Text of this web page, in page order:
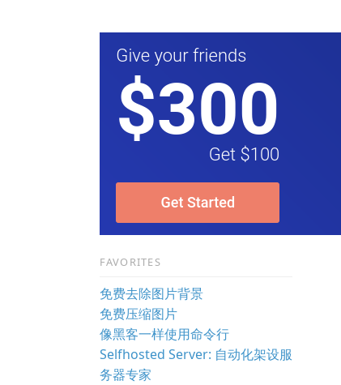
FAVORITES
免费去除图片背景
免费压缩图片
像黑客一样使用命令行
Selfhosted Server: 自动化架设服
务器专家